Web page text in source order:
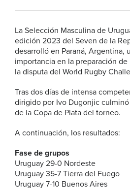
La Selección Masculina de
edición 2023 del Seven de la
desarrolló en Paraná, Argentina,
importancia en la preparación de
la disputa del World Rugby
Tras dos días de intensa
dirigido por Ivo Dugonjic
de la Copa de Plata del torneo.
A continuación, los resultados:
Fase de grupos
Uruguay 29-0 Nordeste
Uruguay 35-7 Tierra del Fuego
Uruguay 7-10 Buenos Aires